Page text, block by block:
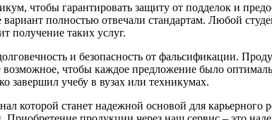
чтобы гарантировать защиту от подделок и
полностью отвечали стандартам. Любой
получение таких услуг.
и безопасность от фальсификации.
чтобы каждое предложение было
завершил учебу в вузах или техникумах.
станет надежной основой для карьерного